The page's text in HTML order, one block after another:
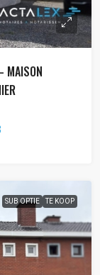
MAISON
SUB OPTIE TE KOOP